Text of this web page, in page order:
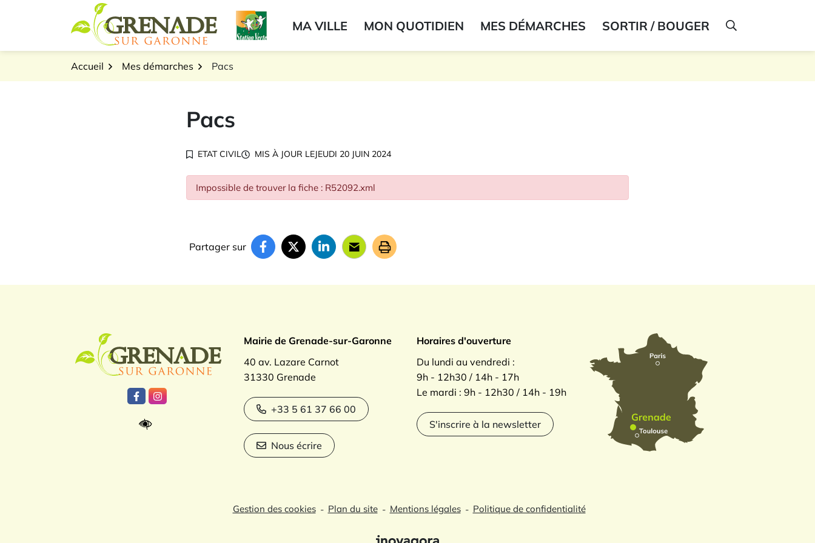
Logo Grenade sur GaronneMA VILLE MON QUOTIDIEN MES DÉMARCHES SORTIR / BOUGER AFFICHER LA
Accueil Mes démarches Pacs
Pacs
ETAT CIVIL MIS À JOUR LEJEUDI 20 JUIN 2024
Impossible de trouver la fiche : R52092.xml
Partager sur
Logo Grenade sur Garonne
Lien vers le compte Facebook
Lien vers le compte Instagram
Mairie de Grenade-sur-Garonne
40 av. Lazare Carnot
31330 Grenade
+33 5 61 37 66 00
Nous écrire
Horaires d'ouverture
Du lundi au vendredi :
9h - 12h30 / 14h - 17h
Le mardi : 9h - 12h30 / 14h - 19h
S'inscrire à la newsletter
Gestion des cookies Plan du site Mentions légales Politique de confidentialité